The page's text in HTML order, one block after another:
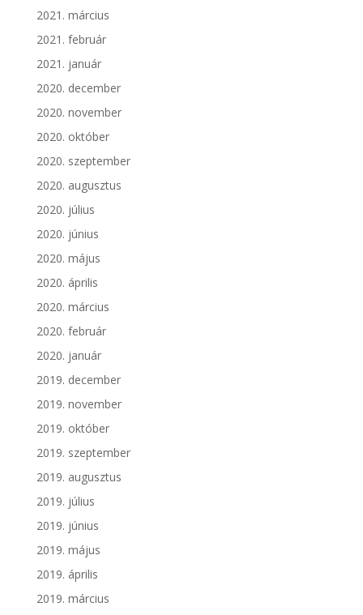
2021. március
2021. február
2021. január
2020. december
2020. november
2020. október
2020. szeptember
2020. augusztus
2020. július
2020. június
2020. május
2020. április
2020. március
2020. február
2020. január
2019. december
2019. november
2019. október
2019. szeptember
2019. augusztus
2019. július
2019. június
2019. május
2019. április
2019. március